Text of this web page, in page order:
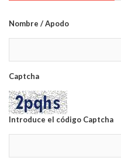
Nombre / Apodo
Captcha
Introduce el código Captcha